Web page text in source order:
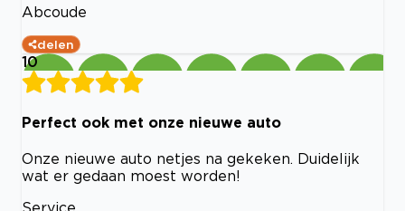
Abcoude
delen
10
Perfect ook met onze nieuwe auto
Onze nieuwe auto netjes na gekeken. Duidelijk
wat er gedaan moest worden!
Service